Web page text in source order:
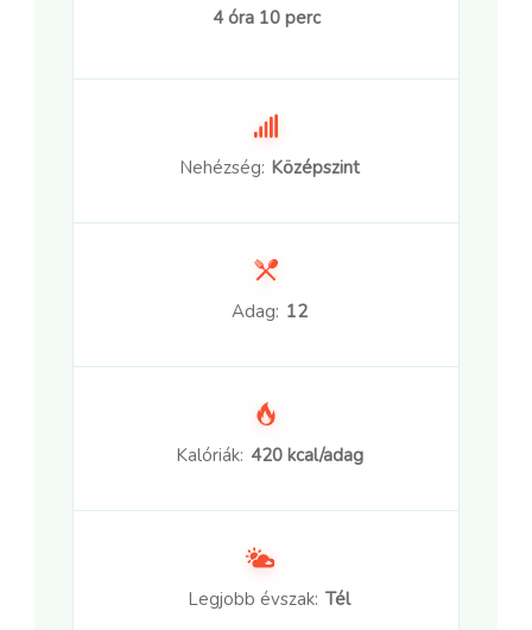
4 óra 10 perc
Nehézség: Középszint
Adag: 12
Kalóriák: 420 kcal/adag
Legjobb évszak: Tél